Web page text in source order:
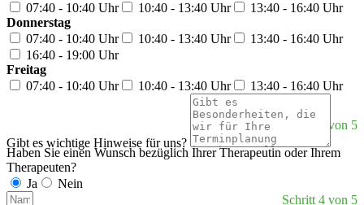
07:40 - 10:40 Uhr
10:40 - 13:40 Uhr
13:40 - 16:40 Uhr
Donnerstag
07:40 - 10:40 Uhr
10:40 - 13:40 Uhr
13:40 - 16:40 Uhr
16:40 - 19:00 Uhr
Freitag
07:40 - 10:40 Uhr
10:40 - 13:40 Uhr 13:40 - 16:40 Uhr
Gibt es wichtige Hinweise für uns?
Schritt 3 von 5
Haben Sie einen Wunsch bezüglich Ihrer Therapeutin oder Ihrem
Therapeuten?
Ja
Nein
Schritt 4 von 5